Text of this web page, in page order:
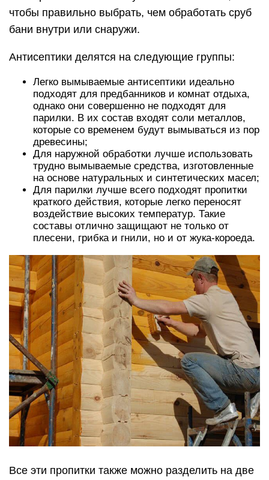
чтобы правильно выбрать, чем обработать сруб
бани внутри или снаружи.
Антисептики делятся на следующие группы:
Легко вымываемые антисептики идеально
подходят для предбанников и комнат отдыха,
однако они совершенно не подходят для
парилки. В их состав входят соли металлов,
которые со временем будут вымываться из пор
древесины;
Для наружной обработки лучше использовать
трудно вымываемые средства, изготовленные
на основе натуральных и синтетических масел;
Для парилки лучше всего подходят пропитки
краткого действия, которые легко переносят
воздействие высоких температур. Такие
составы отлично защищают не только от
плесени, грибка и гнили, но и от жука-короеда.
Все эти пропитки также можно разделить на две